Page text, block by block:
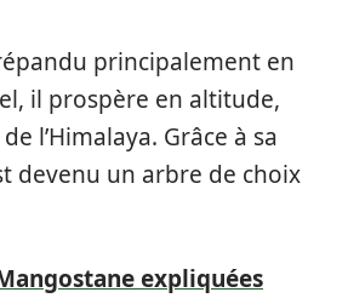
principalement en
il prospère en altitude,
l’Himalaya. Grâce à sa
devenu un arbre de choix
expliquées